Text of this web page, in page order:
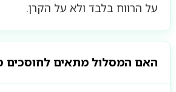
על הרווח בלבד ולא על הקרן.
האם המסלול מתאים לחוסכים